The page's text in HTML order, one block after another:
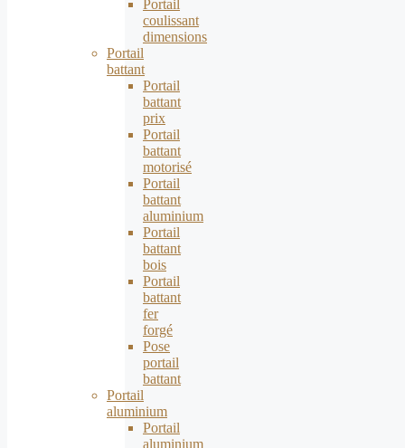
Portail
coulissant
dimensions
Portail
battant
Portail
battant
prix
Portail
battant
motorisé
Portail
battant
aluminium
Portail
battant
bois
Portail
battant
fer
forgé
Pose
portail
battant
Portail
aluminium
Portail
aluminium